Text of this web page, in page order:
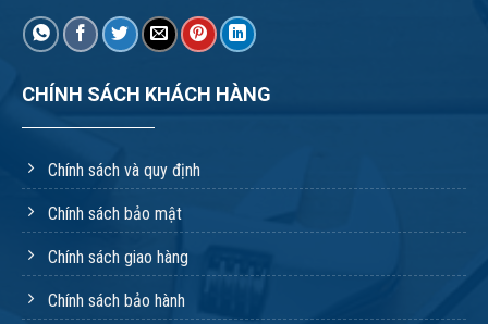
CHÍNH SÁCH KHÁCH HÀNG
Chính sách và quy định
Chính sách bảo mật
Chính sách giao hàng
Chính sách bảo hành